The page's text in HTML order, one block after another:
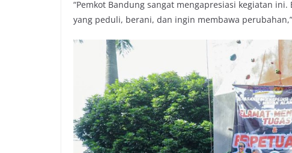
“Pemkot Bandung sangat mengapresiasi kegiatan
yang peduli, berani, dan ingin membawa